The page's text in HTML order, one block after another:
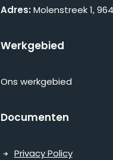
Adres: Molenstreek 1,
Werkgebied
Ons werkgebied
Documenten
Privacy Policy